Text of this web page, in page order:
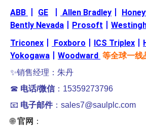
ABB GE Allen Bradley
Bently Nevada
Prosoft
Triconex
Foxboro ICS Triplex
Yokogawa
Woodward 等全球一线
✨销售经理：朱丹
☎ 电话/微信：15359273796
📧 电子邮件：sales7@saulplc.com
🌐官网 ：